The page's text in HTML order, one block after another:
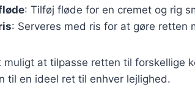
: Tilføj fløde for en cremet og rig
: Serveres med ris for at gøre retten
muligt at tilpasse retten til forskellige
til en ideel ret til enhver lejlighed.